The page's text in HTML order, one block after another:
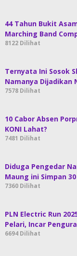
44 Tahun Bukit
Marching Band
8122 Dilihat
Ternyata Ini Sosok
Namanya Dijadikan
7578 Dilihat
10 Cabor Absen
KONI Lahat?
7481 Dilihat
Diduga Pengedar
Maung ini Simpan
7360 Dilihat
PLN Electric Run
Pelari, Incar
6694 Dilihat